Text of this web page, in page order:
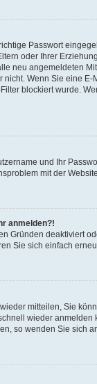
Passwort
oder Ihrer
neu angemeldeten
Wenn Sie eine
blockiert wurde.
und Ihr
mit der
anmelden?!
Gründen deaktiviert
Sie sich einfach
mitteilen, Sie
wieder anmelden
so wenden Sie sich